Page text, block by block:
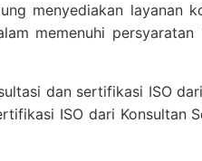
menyediakan layanan
memenuhi
dan sertifikasi ISO
ISO dari Konsultan